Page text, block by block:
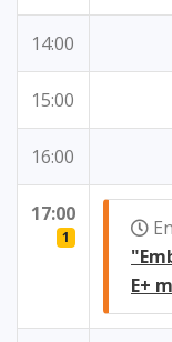
14:00
15:00
16:00
17:00
1
E+